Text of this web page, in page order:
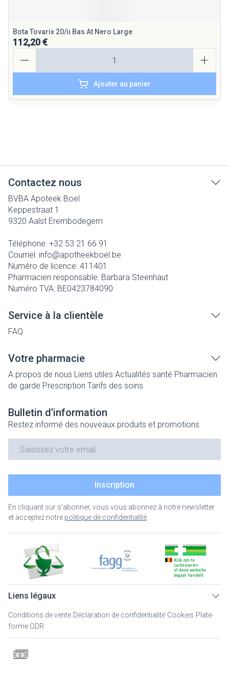
Bota Tovarix 20/ii Bas At Nero Large
112,20 €
Ajouter au panier
Contactez nous
BVBA Apoteek Boel
Keppestraat 1
9320 Aalst Erembodegem
Téléphone: +32 53 21 66 91
Courriel: info@apotheekboel.be
Numéro de licence: 411401
Pharmacien responsable: Barbara Steenhaut
Numéro TVA: BE0423784090
Service à la clientèle
FAQ
Votre pharmacie
A propos de nous Liens utiles Actualités santé Pharmacien
de garde Prescription Tarifs des soins
Bulletin d’information
Restez informé des nouveaux produits et promotions
Inscription
En cliquant sur s'abonner, vous vous abonnez à notre newsletter
et acceptez notre politique de confidentialité
Liens légaux
Conditions de vente Déclaration de confidentialité Cookies Plate-
forme ODR